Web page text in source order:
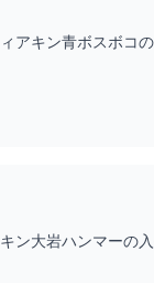
アキン青ボスボコ
ン大岩ハンマーの